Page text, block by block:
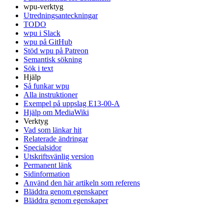
wpu-verktyg
Utredningsanteckningar
TODO
wpu i Slack
wpu på GitHub
Stöd wpu på Patreon
Semantisk sökning
Sök i text
Hjälp
Så funkar wpu
Alla instruktioner
Exempel på uppslag E13-00-A
Hjälp om MediaWiki
Verktyg
Vad som länkar hit
Relaterade ändringar
Specialsidor
Utskriftsvänlig version
Permanent länk
Sidinformation
Använd den här artikeln som referens
Bläddra genom egenskaper
Bläddra genom egenskaper